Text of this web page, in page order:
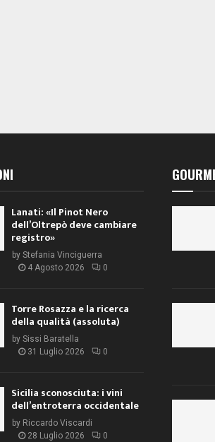
Lanati: «Il Pinot Nero
dell’Oltrepò deve cambiare
registro»
by Stefania Vinciguerra
4 Agosto 2026
0
Torre Rosazza e la ricerca
della qualità (assoluta)
by Sissi Baratella
31 Luglio 2026
0
Sicilia sconosciuta: i vini
dell’entroterra occidentale
by Riccardo Viscardi
28 Luglio 2026
0